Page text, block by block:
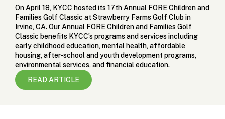
On April 18, KYCC hosted its 17th Annual FORE Children and
Families Golf Classic at Strawberry Farms Golf Clubin
Irvine, CA. Our Annual FORE Children and Families Golf
Classic benefits KYCC’s programs and services including
early childhood education, mental health, affordable
housing, after-school and youth development programs,
environmental services, and financial education.
READ ARTICLE